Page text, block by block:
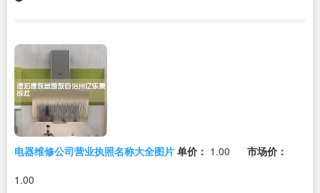
电器维修公司营业执照名称大全图片 单价： 1.00
市场价：
1.00